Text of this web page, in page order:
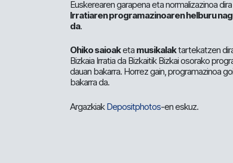
Euskerearen garapena eta normalizazinoa
Irratiaren programazinoaren helburu
da.
Ohiko saioaketa musikalaktartekatzen
Bizkaia Irratia da Bizkaitik Bizkai osorako
dauan bakarra. Horrez gain, programazinoa
bakarra da.
ArgazkiakDepositphotos-en eskuz.